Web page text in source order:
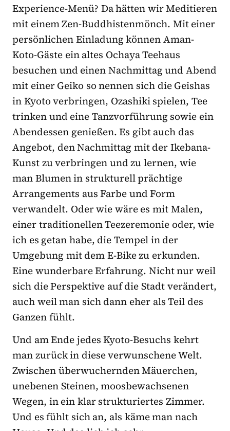
Experience-Menü? Da hätten wir Meditieren
mit einem Zen-Buddhistenmönch. Mit einer
persönlichen Einladung können Aman-
Koto-Gäste ein altes Ochaya Teehaus
besuchen und einen Nachmittag und Abend
mit einer Geiko so nennen sich die Geishas
in Kyoto verbringen, Ozashiki spielen, Tee
trinken und eine Tanzvorführung sowie ein
Abendessen genießen. Es gibt auch das
Angebot, den Nachmittag mit der Ikebana-
Kunst zu verbringen und zu lernen, wie
man Blumen in strukturell prächtige
Arrangements aus Farbe und Form
verwandelt. Oder wie wäre es mit Malen,
einer traditionellen Teezeremonie oder, wie
ich es getan habe, die Tempel in der
Umgebung mit dem E-Bike zu erkunden.
Eine wunderbare Erfahrung. Nicht nur weil
sich die Perspektive auf die Stadt verändert,
auch weil man sich dann eher als Teil des
Ganzen fühlt.
Und am Ende jedes Kyoto-Besuchs kehrt
man zurück in diese verwunschene Welt.
Zwischen überwuchernden Mäuerchen,
unebenen Steinen, moosbewachsenen
Wegen, in ein klar strukturiertes Zimmer.
Und es fühlt sich an, als käme man nach